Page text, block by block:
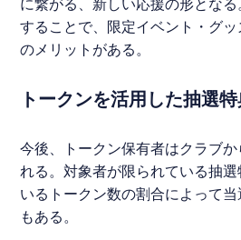
することで、限定イベント・グ
のメリットがある。
トークンを活用した抽選
今後、 トークン保有者はクラブ
れる。対象者が限られている抽
いる トークン数の割合によって
もある。